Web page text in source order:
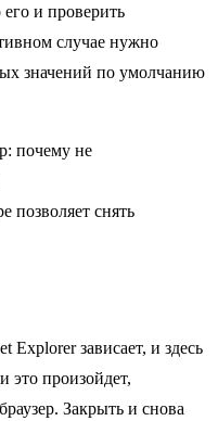
и проверить
случае нужно
значений по умолчанию
позволяет снять
Explorer зависает, и здесь
это произойдет,
Закрыть и снова